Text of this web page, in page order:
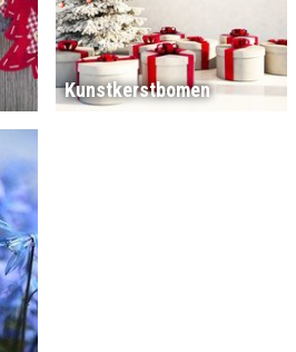
Kunstkerstbomen